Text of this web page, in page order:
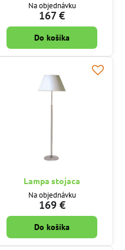
Na objednávku
167 €
Do košíka
Lampa stojaca
Na objednávku
169 €
Do košíka